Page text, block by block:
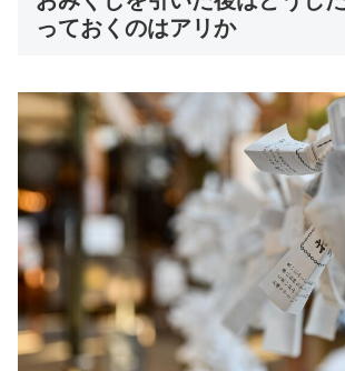
っておくのはアリか